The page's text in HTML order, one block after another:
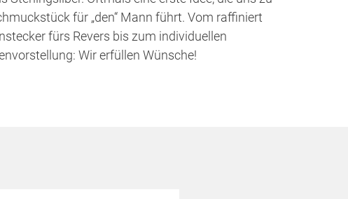
für „den“ Mann führt. Vom raffiniert
fürs Revers bis zum individuellen
Wir erfüllen Wünsche!